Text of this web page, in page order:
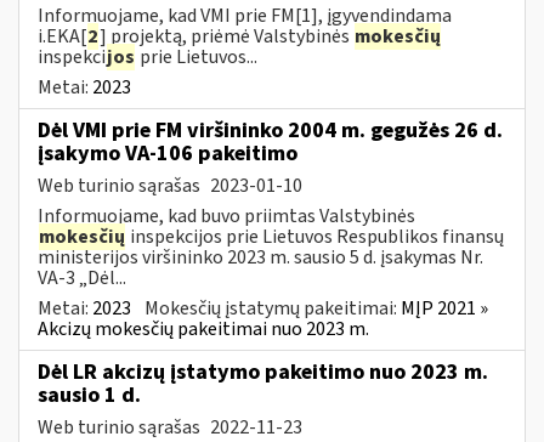
Informuojame, kad VMI prie FM[1], įgyvendindama
i.EKA[2] projektą, priėmė Valstybinės mokesčių
inspekcijos prie Lietuvos...
Metai: 2023
Dėl VMI prie FM viršininko 2004 m. gegužės 26 d.
įsakymo VA-106 pakeitimo
Web turinio sąrašas 2023-01-10
Informuojame, kad buvo priimtas Valstybinės
mokesčių inspekcijos prie Lietuvos Respublikos finansų
ministerijos viršininko 2023 m. sausio 5 d. įsakymas Nr.
VA-3 „Dėl...
Metai: 2023 Mokesčių įstatymų pakeitimai: MĮP 2021 »
Akcizų mokesčių pakeitimai nuo 2023 m.
Dėl LR akcizų įstatymo pakeitimo nuo 2023 m.
sausio 1 d.
Web turinio sąrašas 2022-11-23